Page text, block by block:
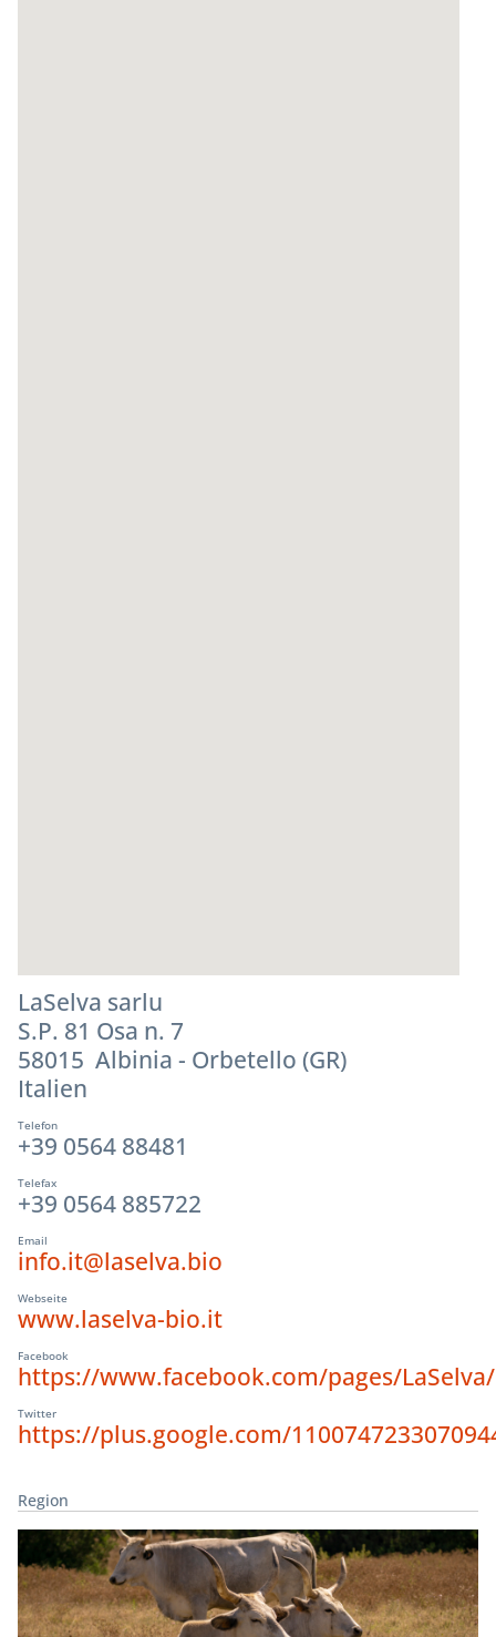
LaSelva sarlu
S.P. 81 Osa n. 7
58015 Albinia - Orbetello (GR)
Italien
Telefon
+39 0564 88481
Telefax
+39 0564 885722
Email
info.it@laselva.bio
Webseite
www.laselva-bio.it
Facebook
https://www.facebook.com/pages/
Twitter
https://plus.google.com/
Region